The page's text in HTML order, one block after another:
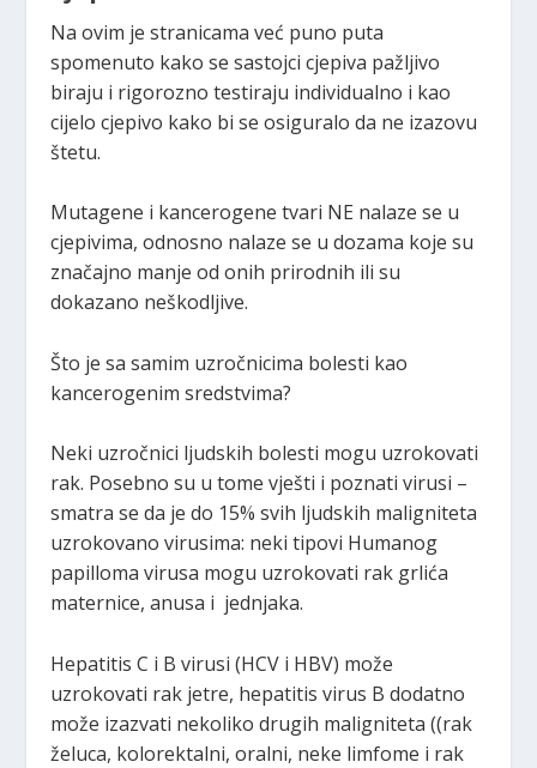
Na ovim je stranicama već puno puta
spomenuto kako se sastojci cjepiva pažljivo
biraju i rigorozno testiraju individualno i kao
cijelo cjepivo kako bi se osiguralo da ne izazovu
štetu.
Mutagene i kancerogene tvari NE nalaze se u
cjepivima, odnosno nalaze se u dozama koje su
značajno manje od onih prirodnih ili su
dokazano neškodljive.
Što je sa samim uzročnicima bolesti kao
kancerogenim sredstvima?
Neki uzročnici ljudskih bolesti mogu uzrokovati
rak. Posebno su u tome vješti i poznati virusi –
smatra se da je do 15% svih ljudskih maligniteta
uzrokovano virusima: neki tipovi Humanog
papilloma virusa mogu uzrokovati rak grlića
maternice, anusa i jednjaka.
Hepatitis C i B virusi (HCV i HBV) može
uzrokovati rak jetre, hepatitis virus B dodatno
može izazvati nekoliko drugih maligniteta ((rak
želuca, kolorektalni, oralni, neke limfome i rak